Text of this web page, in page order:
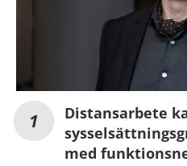
Distansarbete
med